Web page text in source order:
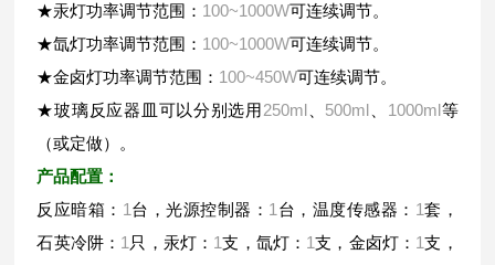
★汞灯功率调节范围： 100~1000W可连续调节。
★氙灯功率调节范围： 100~1000W可连续调节。
★金卤灯功率调节范围： 100~450W可连续调节。
★玻璃反应器皿可以分别选用250ml、 500ml 1000ml等
（或定做）。
产品配置：
反应暗箱： 1 台，光源控制器： 1 台，温度传感器： 1套，
石英冷阱： 1 只，汞灯： 1支，氙灯： 1支，金卤灯： 1支，